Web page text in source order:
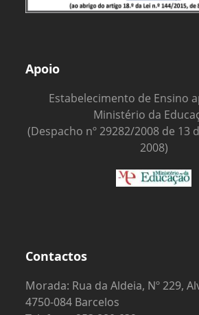
Apoio
Estabelecimento de Ensino
Ministério da
(Despacho nº 29282/2008 de 13
2008)
Contactos
Morada: Rua da Aldeia, Nº 229,
4750-084 Barcelos